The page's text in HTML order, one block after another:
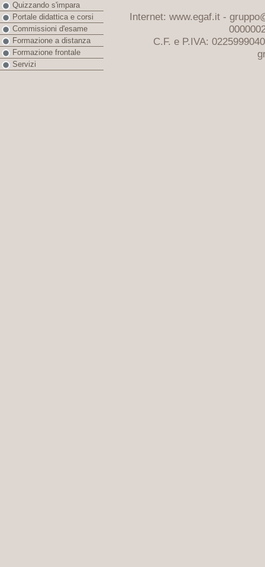
Internet: www.egaf.it -
C.F. e P.IVA:
Quizzando s'impara
Portale didattica e corsi
Commissioni d'esame
Formazione a distanza
Formazione frontale
Servizi